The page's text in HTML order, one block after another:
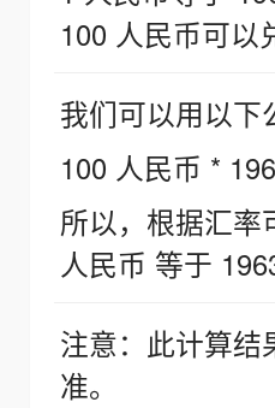
100 人民币可以
我们可以用以下
100 人民币 *
所以，根据汇率
人民币 等于
注意：此计算结
准。